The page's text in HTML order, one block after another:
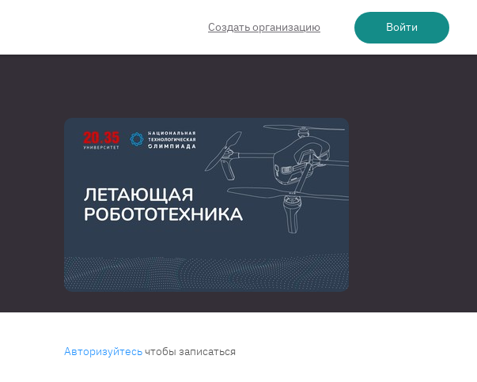
Создать организацию Войти
Авторизуйтесь чтобы записаться